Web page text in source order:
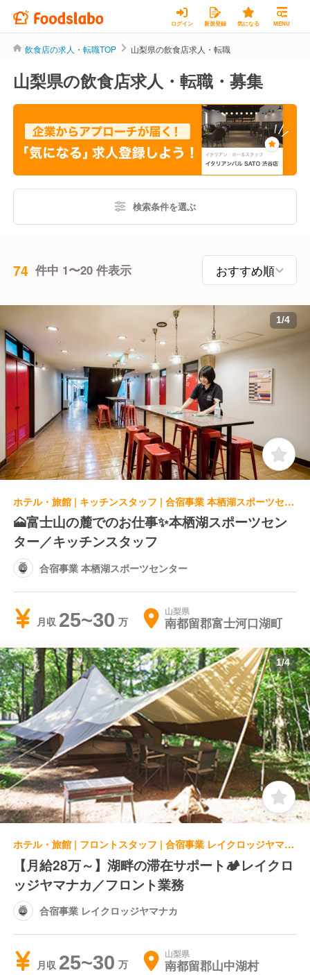
ログイン 新規登録 気になる MENU
飲食店の求人・転職TOP 山梨県の飲食店求人・転職
山梨県の飲食店求人・転職・募集
検索条件を選ぶ
74 件中 1〜20 件表示
1/4
ホテル・旅館 | キッチンスタッフ | 合宿事業 本栖湖スポーツセンター
🗻富士山の麓でのお仕事✨本栖湖スポーツセン
ター／キッチンスタッフ
合宿事業 本栖湖スポーツセンター
月収 25~30 山梨県
南都留郡富士河口湖町
1/4
ホテル・旅館 | フロントスタッフ | 合宿事業 レイクロッジヤマナカ
【月給28万～】湖畔の滞在サポート🏕️レイクロ
ッジヤマナカ／フロント業務
合宿事業 レイクロッジヤマナカ
月収 25~30 山梨県
南都留郡山中湖村